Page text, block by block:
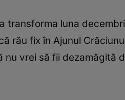
transforma luna
rău fix în Ajunul
nu vrei să fii dezamăgită